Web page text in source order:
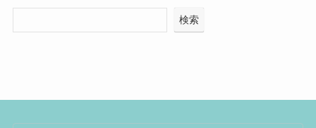
検索